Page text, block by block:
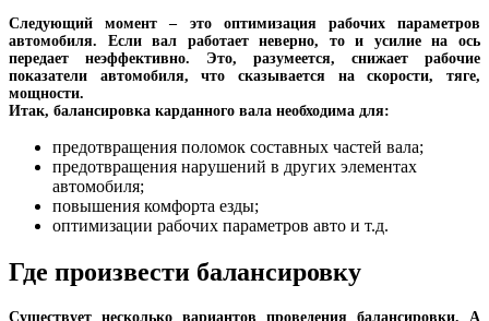
Следующий момент – это оптимизация рабочих параметров
автомобиля. Если вал работает неверно, то и усилие на ось
передает неэффективно. Это, разумеется, снижает рабочие
показатели автомобиля, что сказывается на скорости, тяге,
мощности.
Итак, балансировка карданного вала необходима для:
предотвращения поломок составных частей вала;
предотвращения нарушений в других элементах
автомобиля;
повышения комфорта езды;
оптимизации рабочих параметров авто и т.д.
Где произвести балансировку
Существует несколько вариантов проведения балансировки. А